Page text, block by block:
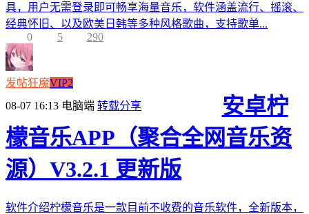
具，用户无需登录即可畅享海量音乐，软件涵盖流行、摇滚、
经典怀旧、以及欧美日韩等多种风格歌曲，支持歌单...
0
5 290
发帖狂魔VIP2
08-07 16:13 电脑端 转载分享
安卓柠
檬音乐APP（聚合全网音乐资
源）V3.2.1 更新版
软件介绍柠檬音乐是一款目前不收费的音乐软件，全新版本，